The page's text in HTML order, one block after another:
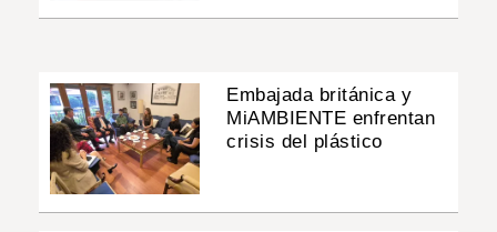
Embajada británica y
MiAMBIENTE enfrentan
crisis del plástico